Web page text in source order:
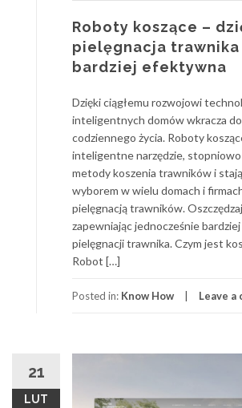
Roboty koszące –
pielęgnacja trawnika
bardziej efektywna
Dzięki ciągłemu rozwojowi
inteligentnych domów wkracza
codziennego życia. Roboty
inteligentne narzędzie,
metody koszenia trawników i
wyborem w wielu domach i
pielęgnacją trawników.
zapewniając jednocześnie
pielęgnacji trawnika. Czym jest
Robot […]
Posted in: Know How Leave a
21
LUT